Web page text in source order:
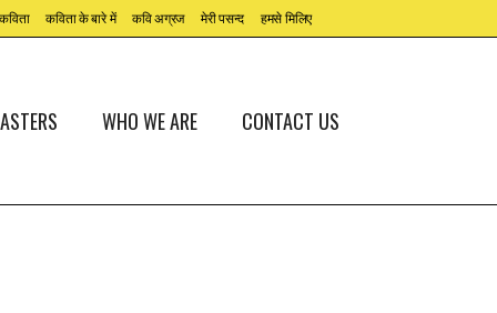
कविता के बारे में कवि अग्रज मेरी पसन्द हमसे मिलिए
WHO WE ARE CONTACT US